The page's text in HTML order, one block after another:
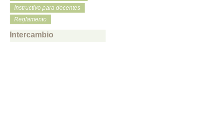
Instructivo para docentes
Reglamento
Intercambio